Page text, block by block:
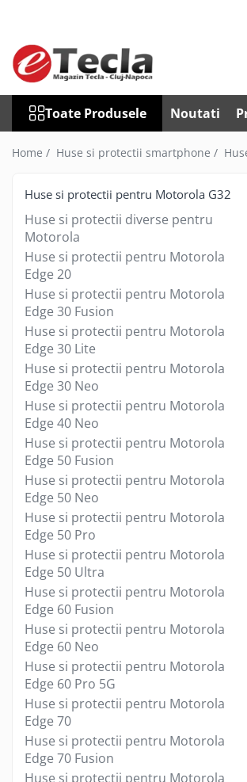
Toate Produsele
Accesorii Diverse
Accesorii auto
Auto accesorii scule
Becuri auto
Car DVR
Car FM
Huse Talon & Permis
Tractare Auto
Accesorii Foto
Huse foto
Articole divertisment
Joc pentru degete
Jocuri de masa
Machiaj temporar si efecte speciale
Seturi si jocuri creative
Articole pentru creatori de
continut
Hub-uri si adaptoare Editare &
Munca mobila
Microfoane Video & Vlogging
Selfie Stickuri pentru Vlogging &
Continut Video
Jucarii
Masinute si vehicule
Nisip kinetic si modelabil
Accesorii Gaming
Casti Gaming
Fashion Items
Gamepad
Gamepad USB
Microfoane Gaming
Mouse Gaming
Toate Produsele Noutati
Home / Huse si protectii smartphone /
Huse si protectii pentru Motorola G32
Huse si protectii diverse pentru
Motorola
Huse si protectii pentru Motorola
Edge 20
Huse si protectii pentru Motorola
Edge 30 Fusion
Huse si protectii pentru Motorola
Edge 30 Lite
Huse si protectii pentru Motorola
Edge 30 Neo
Huse si protectii pentru Motorola
Edge 40 Neo
Huse si protectii pentru Motorola
Edge 50 Fusion
Huse si protectii pentru Motorola
Edge 50 Neo
Huse si protectii pentru Motorola
Edge 50 Pro
Huse si protectii pentru Motorola
Edge 50 Ultra
Huse si protectii pentru Motorola
Edge 60 Fusion
Huse si protectii pentru Motorola
Edge 60 Neo
Huse si protectii pentru Motorola
Edge 60 Pro 5G
Huse si protectii pentru Motorola
Edge 70
Huse si protectii pentru Motorola
Edge 70 Fusion
Huse si protectii pentru Motorola